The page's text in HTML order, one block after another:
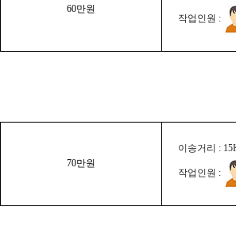
60만원
작업인원 :
70만원
이송거리 :
작업인원 :